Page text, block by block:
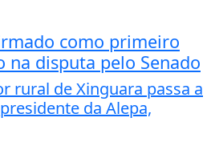
como primeiro
na disputa pelo Senado
rural de Xinguara passa a
da Alepa,